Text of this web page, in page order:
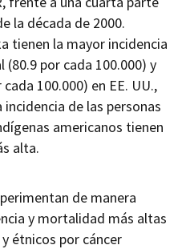
la década de 2000.
tienen la mayor incidencia
por cada 100.000) y
100.000) en EE. UU.,
de las personas
americanos tienen
alta.
de manera
y mortalidad más altas
étnicos por cáncer